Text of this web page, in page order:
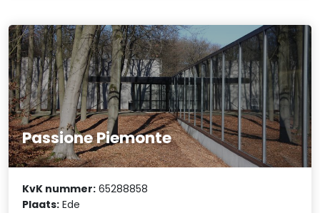
Passione Piemonte
KvK nummer: 65288858
Plaats: Ede